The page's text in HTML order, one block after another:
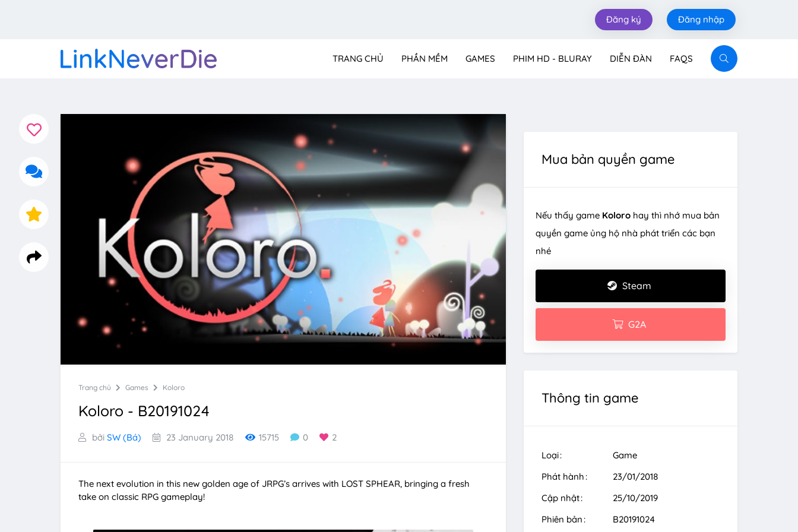
Đăng ký Đăng nhập
TRANG CHỦ PHẦN MỀM GAMES PHIM HD - BLURAY DIỄN ĐÀN FAQS
Trang chủ Games Koloro
Koloro - B20191024
bởi SW (Bá) 23 January 2018 15715 0 2
The next evolution in this new golden age of JRPG’s arrives with LOST SPHEAR, bringing a fresh
take on classic RPG gameplay!
Mua bản quyền game
Nếu thấy game Koloro hay thì nhớ mua bản
quyền game ủng hộ nhà phát triển các bạn
nhé
Steam
G2A
Thông tin game
Loại
Game
Phát hành
23/01/2018
Cập nhật
25/10/2019
Phiên bản
B20191024